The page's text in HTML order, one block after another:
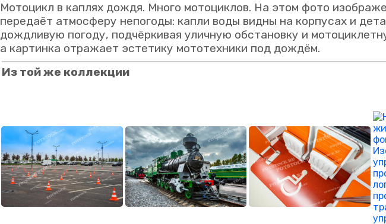
Мотоцикл в каплях дождя. Много мотоциклов. На этом фото
передаёт атмосферу непогоды: капли воды видны на корпусах и
дождливую погоду, подчёркивая уличную обстановку и
а картинка отражает эстетику мототехники под дождём.
Из той же коллекции